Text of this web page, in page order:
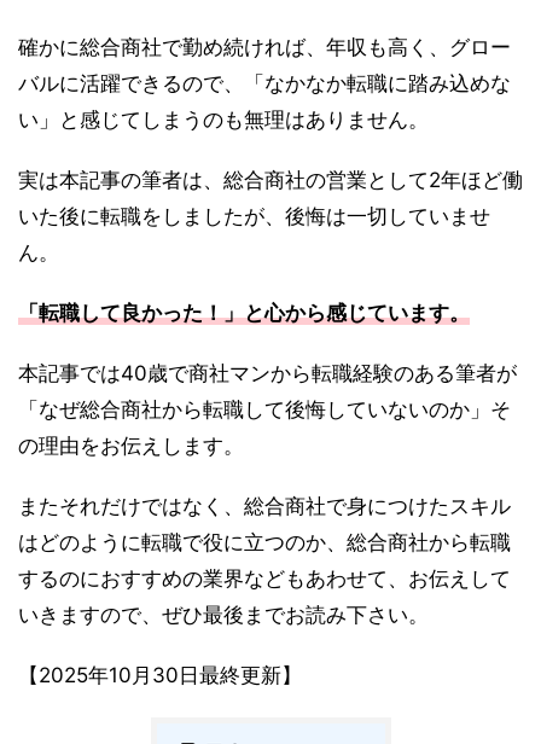
確かに総合商社で勤め続ければ、年収も高く、グロー
バルに活躍できるので、「なかなか転職に踏み込めな
い」と感じてしまうのも無理はありません。
実は本記事の筆者は、総合商社の営業として2年ほど働
いた後に転職をしましたが、後悔は一切していませ
ん。
「転職して良かった！」と心から感じています。
本記事では40歳で商社マンから転職経験のある筆者が
「なぜ総合商社から転職して後悔していないのか」そ
の理由をお伝えします。
またそれだけではなく、総合商社で身につけたスキル
はどのように転職で役に立つのか、総合商社から転職
するのにおすすめの業界などもあわせて、お伝えして
いきますので、ぜひ最後までお読み下さい。
【2025年10月30日最終更新】